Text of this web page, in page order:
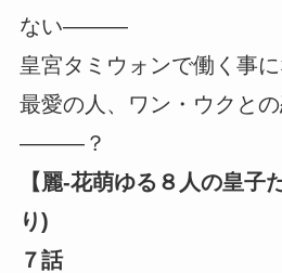
ない―――
皇宮タミウォンで働く事に
最愛の人、ワン・ウクと
―――？
【麗-花萌ゆる８人の皇子
り)
７話